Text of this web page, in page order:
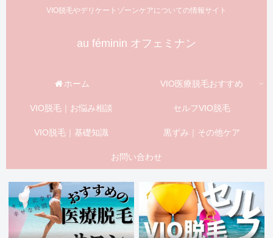
VIO脱毛やデリケートゾーンケアについての情報サイト
au féminin オフェミナン
ホーム VIO医療脱毛おすすめ
VIO脱毛｜お悩み相談 セルフVIO脱毛
VIO脱毛｜基礎知識 黒ずみ｜その他ケア
お問い合わせ